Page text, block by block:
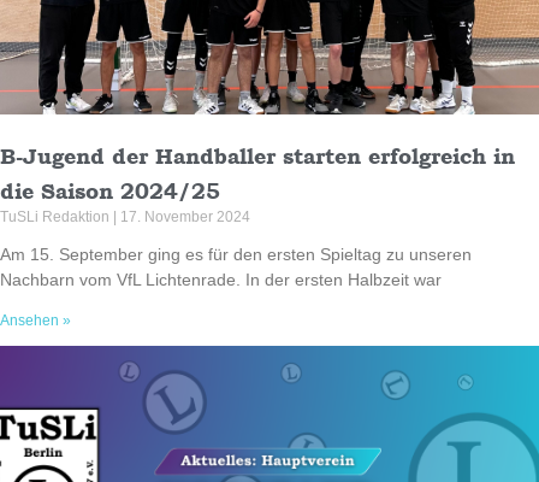
B-Jugend der Handballer starten erfolgreich in
die Saison 2024/25
TuSLi Redaktion 17. November 2024
Am 15. September ging es für den ersten Spieltag zu unseren
Nachbarn vom VfL Lichtenrade. In der ersten Halbzeit war
Ansehen »